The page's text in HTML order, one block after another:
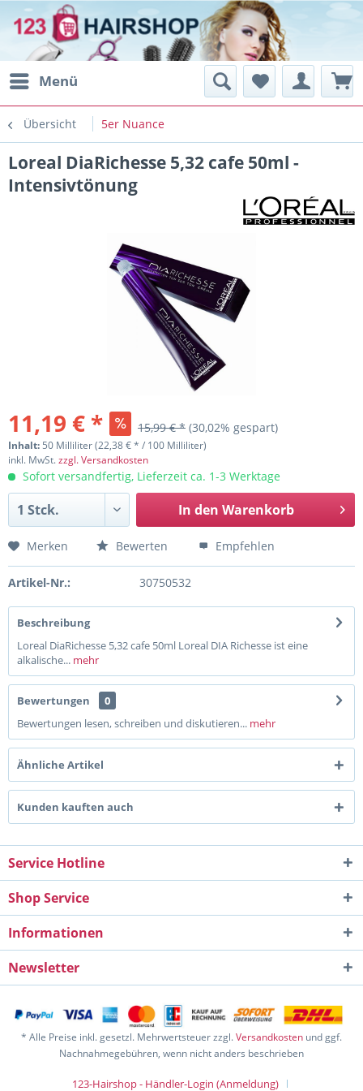
Menü
Übersicht 5er Nuance
Loreal DiaRichesse 5,32 cafe 50ml -
Intensivtönung
11,19 € * 15,99 € * (30,02% gespart)
Inhalt: 50 Milliliter (22,38 € * / 100 Milliliter)
inkl. MwSt.zzgl. Versandkosten
Sofort versandfertig, Lieferzeit ca. 1-3 Werktage
In den Warenkorb
Merken Bewerten Empfehlen
Artikel-Nr.: 30750532
Beschreibung
Loreal DiaRichesse 5,32 cafe 50ml Loreal DIA Richesse ist eine
alkalische... mehr
Bewertungen
0
Bewertungen lesen, schreiben und diskutieren... mehr
Ähnliche Artikel
Kunden kauften auch
Service Hotline
Shop Service
Informationen
Newsletter
* Alle Preise inkl. gesetzl. Mehrwertsteuer zzgl.Versandkosten und ggf.
Nachnahmegebühren, wenn nicht anders beschrieben
123-Hairshop - Händler-Login (Anmeldung)